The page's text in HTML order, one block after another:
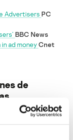
Advertisers PC
BBC News
ad moneyCnet
de
publicada. Los